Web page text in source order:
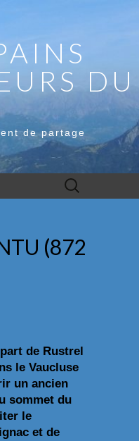
DU
de partage
Rechercher :
(872
de Rustrel
le Vaucluse
un ancien
sommet du
le
et de